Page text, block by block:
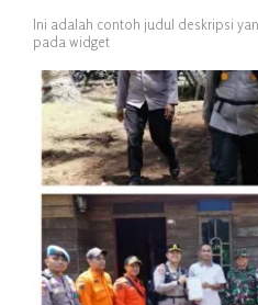
Ini adalah contoh judul deskripsi
pada widget